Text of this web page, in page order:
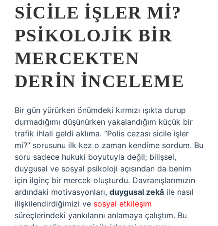
SICILE İŞLER MI?
PSIKOLOJIK BIR
MERCEKTEN
DERIN İNCELEME
Bir gün yürürken önümdeki kırmızı ışıkta durup
durmadığımı düşünürken yakalandığım küçük bir
trafik ihlali geldi aklıma. “Polis cezası sicile işler
mi?” sorusunu ilk kez o zaman kendime sordum. Bu
soru sadece hukuki boyutuyla değil; bilişsel,
duygusal ve sosyal psikoloji açısından da benim
için ilginç bir mercek oluşturdu. Davranışlarımızın
ardındaki motivasyonları, duygusal zekâ ile nasıl
ilişkilendirdiğimizi ve sosyal etkileşim
süreçlerindeki yankılarını anlamaya çalıştım. Bu